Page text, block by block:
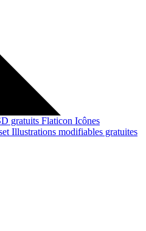
gratuits Flaticon Icônes
Illustrations modifiables gratuites